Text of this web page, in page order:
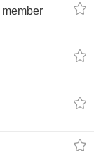
member